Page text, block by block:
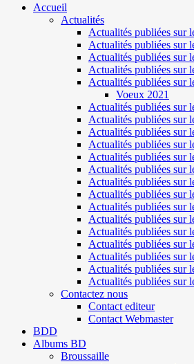
Accueil
Actualités
Actualités publiées sur
Actualités publiées sur
Actualités publiées sur
Actualités publiées sur
Actualités publiées sur
Voeux 2021
Actualités publiées sur
Actualités publiées sur
Actualités publiées sur
Actualités publiées sur
Actualités publiées sur
Actualités publiées sur
Actualités publiées sur
Actualités publiées sur
Actualités publiées sur
Actualités publiées sur
Actualités publiées sur
Actualités publiées sur
Actualités publiées sur
Actualités publiées sur
Actualités publiées sur
Contactez nous
Contact editeur
Contact Webmaster
BDD
Albums BD
Broussaille